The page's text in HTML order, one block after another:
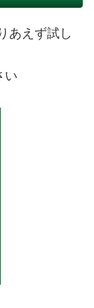
あえず試し
い